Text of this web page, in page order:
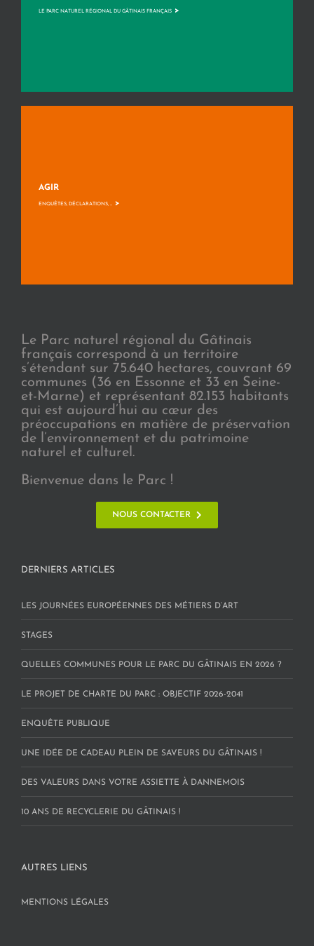
LE PARC NATUREL RÉGIONAL DU GÂTINAIS FRANÇAIS >
AGIR
ENQUÊTES, DÉCLARATIONS, ... >
Le Parc naturel régional du Gâtinais
français correspond à un territoire
s’étendant sur 75.640 hectares, couvrant 69
communes (36 en Essonne et 33 en Seine-
et-Marne) et représentant 82.153 habitants
qui est aujourd’hui au cœur des
préoccupations en matière de préservation
de l’environnement et du patrimoine
naturel et culturel.
Bienvenue dans le Parc !
NOUS CONTACTER
DERNIERS ARTICLES
LES JOURNÉES EUROPÉENNES DES MÉTIERS D’ART
STAGES
QUELLES COMMUNES POUR LE PARC DU GÂTINAIS EN 2026 ?
LE PROJET DE CHARTE DU PARC : OBJECTIF 2026-2041
ENQUÊTE PUBLIQUE
UNE IDÉE DE CADEAU PLEIN DE SAVEURS DU GÂTINAIS !
DES VALEURS DANS VOTRE ASSIETTE À DANNEMOIS
10 ANS DE RECYCLERIE DU GÂTINAIS !
AUTRES LIENS
MENTIONS LÉGALES